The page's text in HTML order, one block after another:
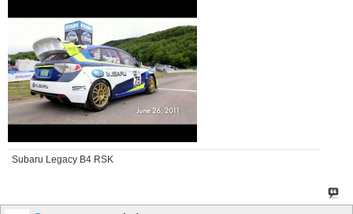
Subaru Legacy B4 RSK